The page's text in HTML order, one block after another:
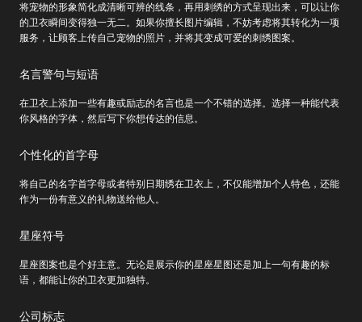
将宠物的形象简化成清晰可辨的线条，再用刺绣的方式呈现出来，可以让你
的卫衣瞬间变得独一无二。如果你擅长图片编辑，不妨考虑将其转化为一项
服务，让顾客上传自己宠物的照片，并将其变成可爱的刺绣图案。
名言警句与短语
在卫衣上添加一些有趣或励志的名言也是一个不错的选择。选择一种能代表
你风格的字体，然后写下你想传达的信息。
个性化的首字母
将自己的名字首字母或者特别日期绣在卫衣上，不仅能增加个人特色，还能
作为一份有意义的礼物送给他人。
星座符号
星座图案也是个好主意。无论是展示你的星座星图还是加上一句有趣的标
语，都能让你的卫衣更加独特。
公司标志